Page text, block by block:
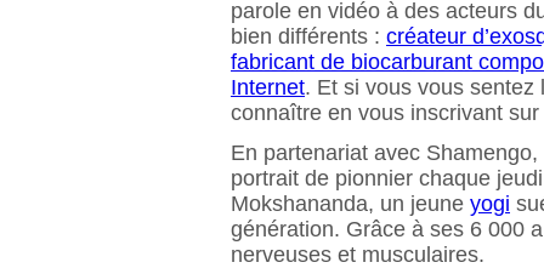
parole en vidéo à des acteurs
bien différents : créateur
fabricant de biocarburant
Internet. Et si vous vous sentez
connaître en vous inscrivant
En partenariat avec Shamengo,
portrait de pionnier chaque
Mokshananda, un jeune yogi
génération. Grâce à ses 6 000
nerveuses et musculaires.